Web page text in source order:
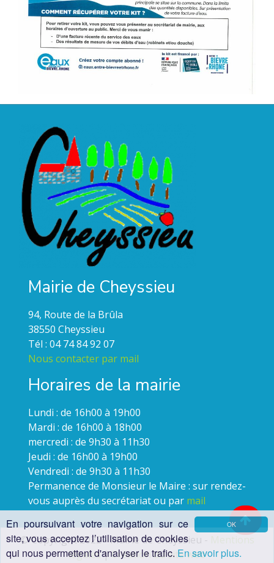
OK
En poursuivant votre navigation sur ce
site, vous acceptez l’utilisation de cookies
qui nous permettent d'analyser le trafic. En savoir plus.
Mairie de Cheyssieu
94, Route de la Brûla
38550 Cheyssieu
Tél : 04 74 84 92 07
Nous contacter par mail
Horaires de la mairie
Lundi : de 16h00 à 19h00
Mardi : de 16h00 à 18h00
mercredi : de 9h30 à 11h30
Jeudi : de 16h00 à 19h00
Vendredi : de 9h30 à 11h30
Permanence de Monsieur le Maire : sur rendez-
vous auprès du secrétariat ou par mail
© Copyright 2022 - Mairie de Cheyssieu -
légales|Création du site web